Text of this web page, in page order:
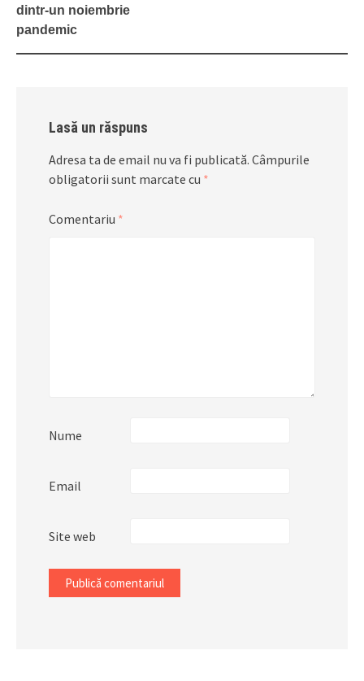
navigation
dintr-un noiembrie
pandemic
Lasă un răspuns
Adresa ta de email nu va fi publicată. Câmpurile
obligatorii sunt marcate cu *
Comentariu *
Nume
Email
Site web